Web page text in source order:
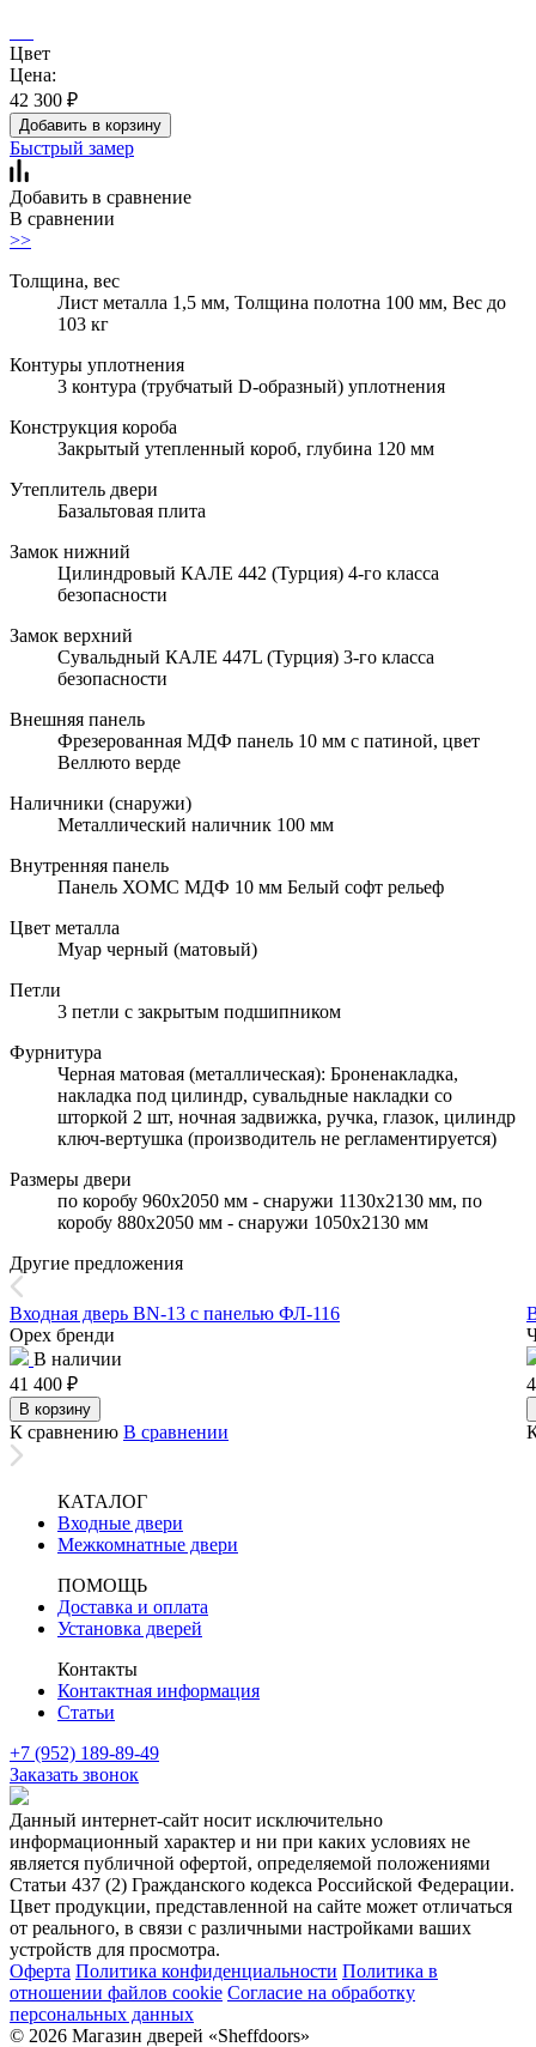
Цвет
Цена:
42 300 ₽
Добавить в корзину
Быстрый замер
Добавить в сравнение
В сравнении
>>
Толщина, вес
Лист металла 1,5 мм, Толщина полотна 100 мм, Вес до
103 кг
Контуры уплотнения
3 контура (трубчатый D-образный) уплотнения
Конструкция короба
Закрытый утепленный короб, глубина 120 мм
Утеплитель двери
Базальтовая плита
Замок нижний
Цилиндровый КАЛЕ 442 (Турция) 4-го класса
безопасности
Замок верхний
Сувальдный КАЛЕ 447L (Турция) 3-го класса
безопасности
Внешняя панель
Фрезерованная МДФ панель 10 мм с патиной, цвет
Веллюто верде
Наличники (снаружи)
Металлический наличник 100 мм
Внутренняя панель
Панель ХОМС МДФ 10 мм Белый софт рельеф
Цвет металла
Муар черный (матовый)
Петли
3 петли с закрытым подшипником
Фурнитура
Черная матовая (металлическая): Броненакладка,
накладка под цилиндр, сувальдные накладки со
шторкой 2 шт, ночная задвижка, ручка, глазок, цилиндр
ключ-вертушка (производитель не регламентируется)
Размеры двери
по коробу 960х2050 мм - снаружи 1130х2130 мм, по
коробу 880х2050 мм - снаружи 1050х2130 мм
Другие предложения
Входная дверь BN-13 с панелью ФЛ-116
Орех бренди
В наличии
41 400 ₽
В корзину
К сравнению В сравнении
КАТАЛОГ
Входные двери
Межкомнатные двери
ПОМОЩЬ
Доставка и оплата
Установка дверей
Контакты
Контактная информация
Статьи
+7 (952) 189-89-49
Заказать звонок
Данный интернет-сайт носит исключительно
информационный характер и ни при каких условиях не
является публичной офертой, определяемой положениями
Статьи 437 (2) Гражданского кодекса Российской Федерации.
Цвет продукции, представленной на сайте может отличаться
от реального, в связи с различными настройками ваших
устройств для просмотра.
Оферта Политика конфиденциальности Политика в
отношении файлов cookie Согласие на обработку
персональных данных
© 2026 Магазин дверей «Sheffdoors»